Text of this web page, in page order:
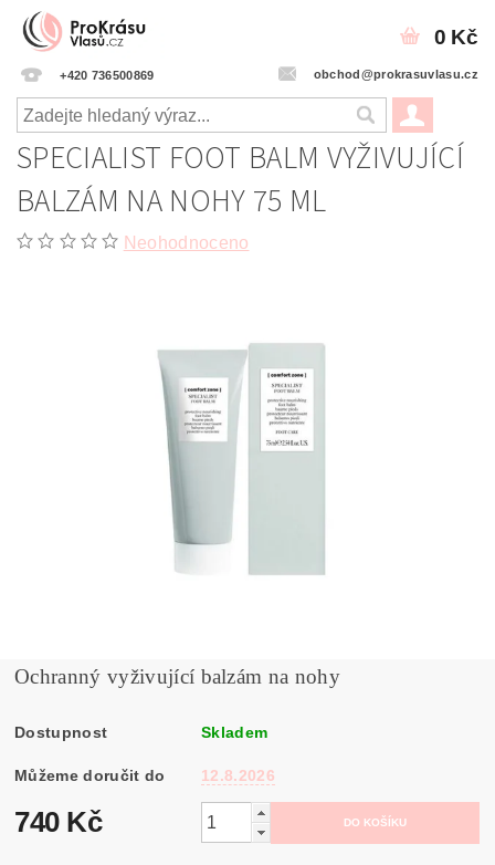
+420 736500869 obchod@prokrasuvlasu.cz
0 Kč
SPECIALIST FOOT BALM VYŽIVUJÍCÍ
BALZÁM NA NOHY 75 ML
Neohodnoceno
Ochranný vyživující balzám na nohy
Dostupnost Skladem
Můžeme doručit do 12.8.2026
740 Kč